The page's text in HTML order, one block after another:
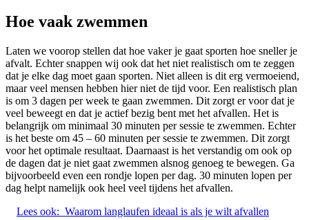
Hoe vaak zwemmen
Laten we voorop stellen dat hoe vaker je gaat sporten hoe sneller je
afvalt. Echter snappen wij ook dat het niet realistisch om te zeggen
dat je elke dag moet gaan sporten. Niet alleen is dit erg vermoeiend,
maar veel mensen hebben hier niet de tijd voor. Een realistisch plan
is om 3 dagen per week te gaan zwemmen. Dit zorgt er voor dat je
veel beweegt en dat je actief bezig bent met het afvallen. Het is
belangrijk om minimaal 30 minuten per sessie te zwemmen. Echter
is het beste om 45 – 60 minuten per sessie te zwemmen. Dit zorgt
voor het optimale resultaat. Daarnaast is het verstandig om ook op
de dagen dat je niet gaat zwemmen alsnog genoeg te bewegen. Ga
bijvoorbeeld even een rondje lopen per dag. 30 minuten lopen per
dag helpt namelijk ook heel veel tijdens het afvallen.
Lees ook: Waarom langlaufen ideaal is als je wilt afvallen